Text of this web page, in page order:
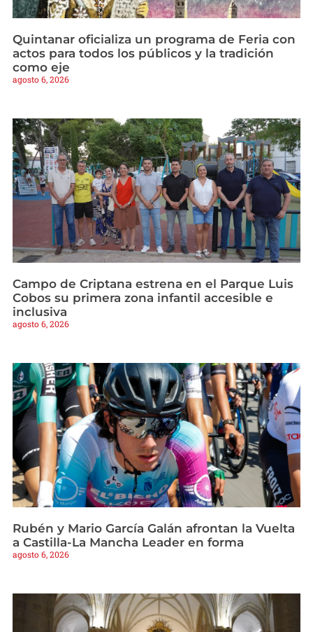
Quintanar oficializa un programa de Feria con
actos para todos los públicos y la tradición
como eje
agosto 6, 2026
Campo de Criptana estrena en el Parque Luis
Cobos su primera zona infantil accesible e
inclusiva
agosto 6, 2026
Rubén y Mario García Galán afrontan la Vuelta
a Castilla-La Mancha Leader en forma
agosto 6, 2026